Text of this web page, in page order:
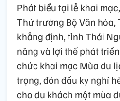
Phát biểu tại lễ khai
Thứ trưởng Bộ Văn hóa,
khẳng định, tỉnh Thái
năng và lợi thế phát
chức khai mạc Mùa du
trọng, đón đầu kỳ nghỉ
cho du khách một mùa